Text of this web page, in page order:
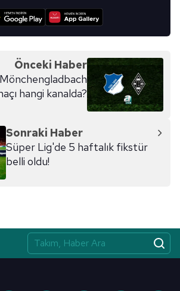
Önceki Haber
hangi kanalda?
Sonraki Haber
Süper Lig'de 5 haftalık fikstür
belli oldu!